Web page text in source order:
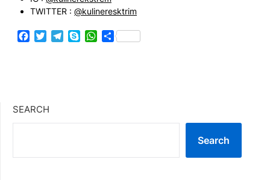
TWITTER : @kulineresktrim
Facebook
TwitterTelegram
SkypeWhatsApp
Share
SEARCH
Search